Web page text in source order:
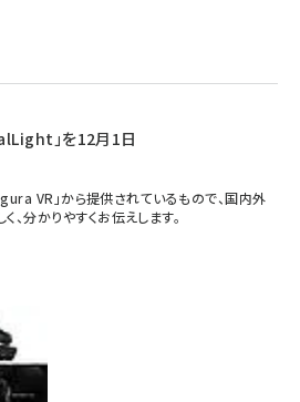
」を12月1日
VR」から提供されているもので、国内外
、分かりやすくお伝えします。